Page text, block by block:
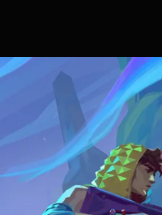
Iniciar
sesión